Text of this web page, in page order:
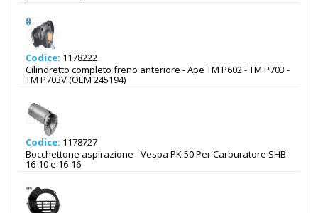
Codice: 1178222
Cilindretto completo freno anteriore - Ape TM P602 - TM P703 -
TM P703V (OEM 245194)
Codice: 1178727
Bocchettone aspirazione - Vespa PK 50 Per Carburatore SHB
16-10 e 16-16